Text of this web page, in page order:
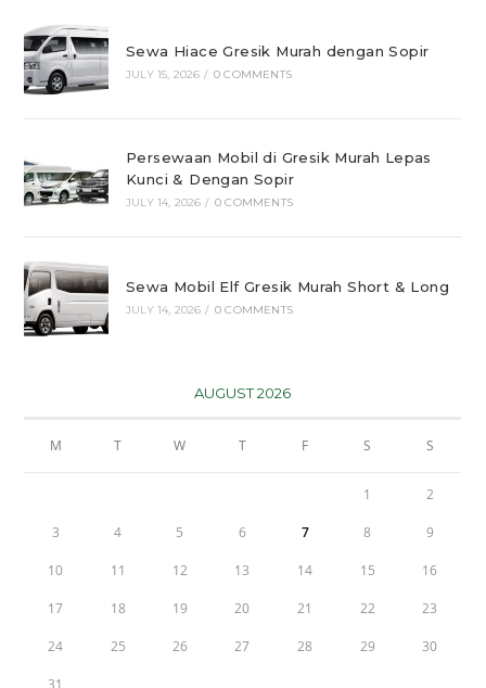
Sewa Hiace Gresik Murah dengan Sopir
JULY 15, 2026 / 0 COMMENTS
Persewaan Mobil di Gresik Murah Lepas
Kunci & Dengan Sopir
JULY 14, 2026 / 0 COMMENTS
Sewa Mobil Elf Gresik Murah Short & Long
JULY 14, 2026 / 0 COMMENTS
AUGUST 2026
M T W T F S S
1 2
3 4 5 6 7 8 9
10 11 12 13 14 15 16
17 18 19 20 21 22 23
24 25 26 27 28 29 30